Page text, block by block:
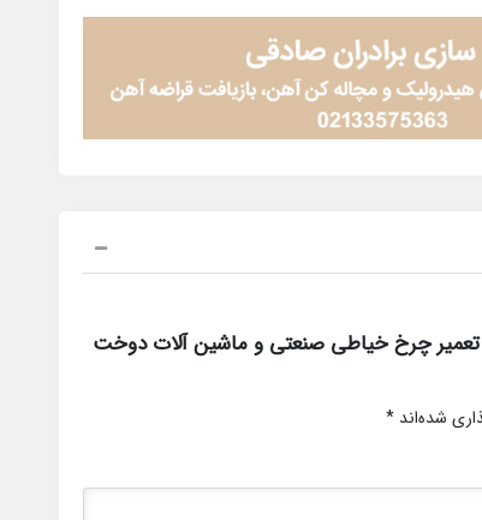
چرخ خیاطی صنعتی و ماشین آلات دوخت
شده‌اند *